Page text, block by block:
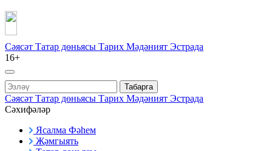
Сәясәт Татар дөньясы Тарих Мәдәният Эстрада
16+
Табарга
Сәясәт Татар дөньясы Тарих Мәдәният Эстрада
Сәхифәләр
Ясалма Фәһем
Җәмгыять